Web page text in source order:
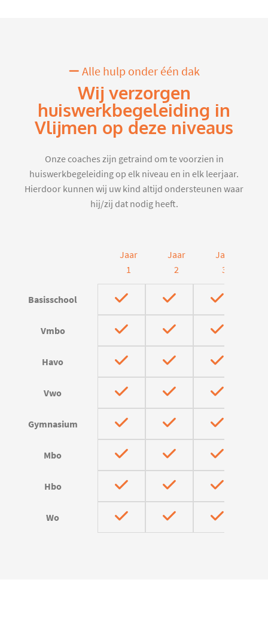
Alle hulp onder één dak
Wij verzorgen
huiswerkbegeleiding in
Vlijmen op deze niveaus
Onze coaches zijn getraind om te voorzien in
huiswerkbegeleiding op elk niveau en in elk leerjaar.
Hierdoor kunnen wij uw kind altijd ondersteunen waar
hij/zij dat nodig heeft.
Jaar
1
Jaar
2
Jaar
3
Basisschool
Vmbo
Havo
Vwo
Gymnasium
Mbo
Hbo
Wo